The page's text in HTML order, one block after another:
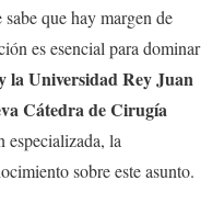
que hay margen de
es esencial para dominar
la Universidad Rey Juan
Cátedra de Cirugía
especializada, la
sobre este asunto.